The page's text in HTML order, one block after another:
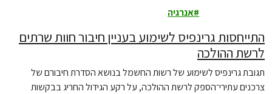
אנרגיה
התייחסות גרינפיס לשימוע בעניין חיבור חוות שרתים
לרשת ההולכה
תגובת גרינפיס לשימוע של רשות החשמל בנושא הסדרת חיבורם של
צרכנים עתירי־הספק לרשת ההולכה, על רקע הגידול החריג בבקשות